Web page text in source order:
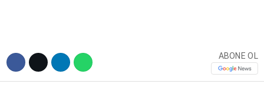
Instagram
ABONE OL